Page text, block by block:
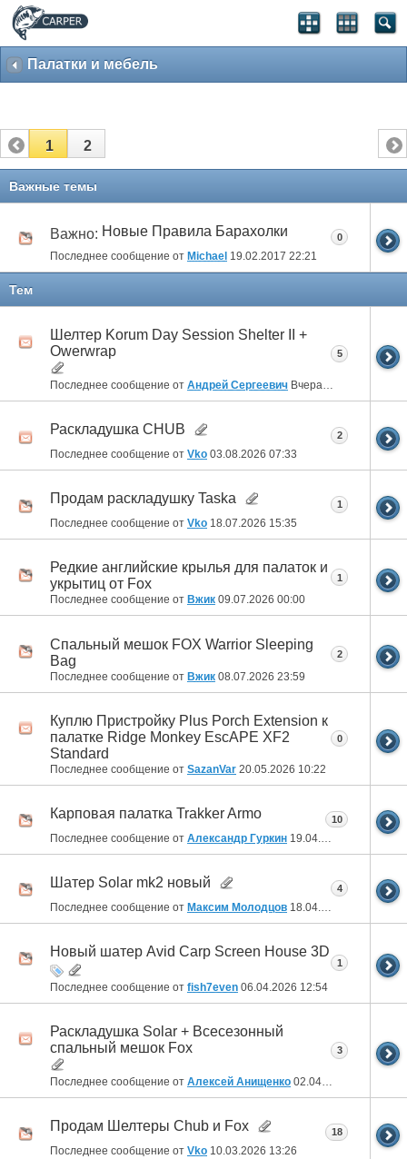
Палатки и мебель
1 2
Важные темы
Важно: Новые Правила Барахолки
Последнее сообщение от Michael 19.02.2017 22:21
0
Тем
Шелтер Korum Day Session Shelter II +
Owerwrap
Последнее сообщение от Андрей Сергеевич Вчера 23:29
5
Раскладушка CHUB
Последнее сообщение от Vko 03.08.2026 07:33
2
Продам раскладушку Taska
Последнее сообщение от Vko 18.07.2026 15:35
1
Редкие английские крылья для палаток и
укрытиц от Fox
Последнее сообщение от Вжик 09.07.2026 00:00
1
Спальный мешок FOX Warrior Sleeping
Bag
Последнее сообщение от Вжик 08.07.2026 23:59
2
Куплю Пристройку Plus Porch Extension к
палатке Ridge Monkey EscAPE XF2
Standard
Последнее сообщение от SazanVar 20.05.2026 10:22
0
Карповая палатка Trakker Armo
Последнее сообщение от Александр Гуркин 19.04.2026
10
Шатер Solar mk2 новый
Последнее сообщение от Максим Молодцов 18.04.2026
4
Новый шатер Avid Carp Screen House 3D
Последнее сообщение от fish7even 06.04.2026 12:54
1
Раскладушка Solar + Всесезонный
спальный мешок Fox
Последнее сообщение от Алексей Анищенко 02.04.2026
3
Продам Шелтеры Chub и Fox
Последнее сообщение от Vko 10.03.2026 13:26
18